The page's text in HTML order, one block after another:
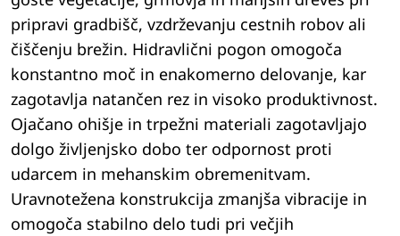
pripravi gradbišč, vzdrževanju cestnih robov ali
čiščenju brežin. Hidravlični pogon omogoča
konstantno moč in enakomerno delovanje, kar
zagotavlja natančen rez in visoko produktivnost.
Ojačano ohišje in trpežni materiali zagotavljajo
dolgo življenjsko dobo ter odpornost proti
udarcem in mehanskim obremenitvam.
Uravnotežena konstrukcija zmanjša vibracije in
omogoča stabilno delo tudi pri večjih